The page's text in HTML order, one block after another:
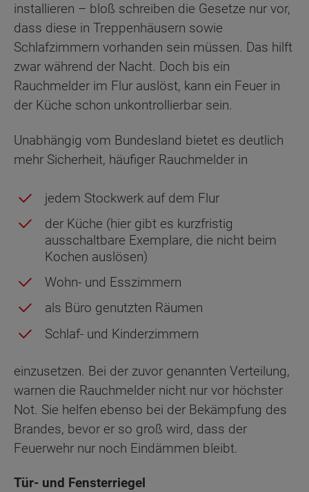
installieren – bloß schreiben die Gesetze nur vor,
dass diese in Treppenhäusern sowie
Schlafzimmern vorhanden sein müssen. Das hilft
zwar während der Nacht. Doch bis ein
Rauchmelder im Flur auslöst, kann ein Feuer in
der Küche schon unkontrollierbar sein.
Unabhängig vom Bundesland bietet es deutlich
mehr Sicherheit, häufiger Rauchmelder in
jedem Stockwerk auf dem Flur
der Küche (hier gibt es kurzfristig
ausschaltbare Exemplare, die nicht beim
Kochen auslösen)
Wohn- und Esszimmern
als Büro genutzten Räumen
Schlaf- und Kinderzimmern
einzusetzen. Bei der zuvor genannten Verteilung,
warnen die Rauchmelder nicht nur vor höchster
Not. Sie helfen ebenso bei der Bekämpfung des
Brandes, bevor er so groß wird, dass der
Feuerwehr nur noch Eindämmen bleibt.
Tür- und Fensterriegel